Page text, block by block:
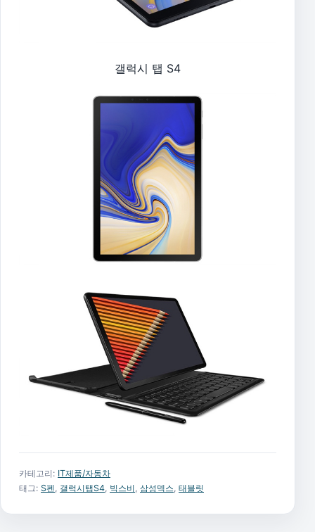
갤럭시 탭 S4
카테고리: IT제품/자동차
태그: S펜, 갤럭시탭S4, 빅스비, 삼성덱스, 태블릿